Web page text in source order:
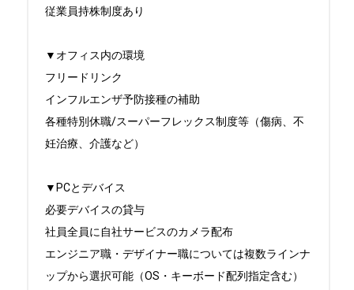
従業員持株制度あり
▼オフィス内の環境
フリードリンク
インフルエンザ予防接種の補助
各種特別休職/スーパーフレックス制度等（傷病、不
妊治療、介護など）
▼PCとデバイス
必要デバイスの貸与
社員全員に自社サービスのカメラ配布
エンジニア職・デザイナー職については複数ラインナ
ップから選択可能（OS・キーボード配列指定含む）